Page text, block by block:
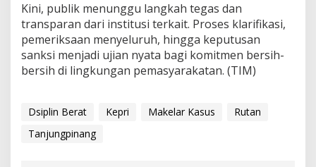
g
i
,
T
Kini, publik menunggu langkah tegas dan
transparan dari institusi terkait. Proses klarifikasi,
pemeriksaan menyeluruh, hingga keputusan
sanksi menjadi ujian nyata bagi komitmen bersih-
bersih di lingkungan pemasyarakatan. (TIM)
Dsiplin Berat Kepri Makelar Kasus
Rutan
Tanjungpinang